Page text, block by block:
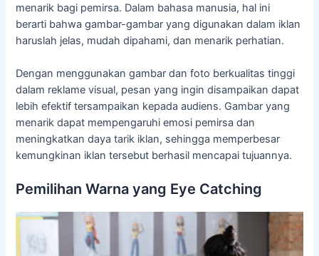
menarik bagi pemirsa. Dalam bahasa manusia, hal ini
berarti bahwa gambar-gambar yang digunakan dalam iklan
haruslah jelas, mudah dipahami, dan menarik perhatian.
Dengan menggunakan gambar dan foto berkualitas tinggi
dalam reklame visual, pesan yang ingin disampaikan dapat
lebih efektif tersampaikan kepada audiens. Gambar yang
menarik dapat mempengaruhi emosi pemirsa dan
meningkatkan daya tarik iklan, sehingga memperbesar
kemungkinan iklan tersebut berhasil mencapai tujuannya.
Pemilihan Warna yang Eye Catching